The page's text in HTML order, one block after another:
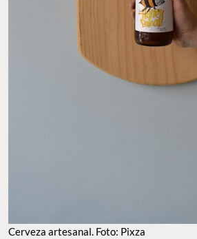
Cerveza artesanal. Foto: Pixza